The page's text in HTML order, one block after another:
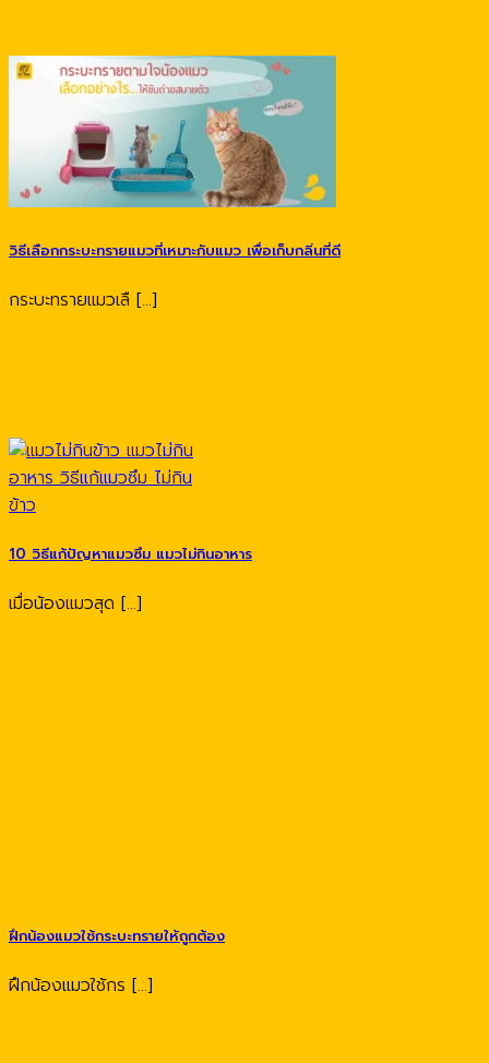
วิธีเลือกกระบะทรายแมวที่เหมาะกับแมว เพื่อเก็บกลิ่นที่ดี
กระบะทรายแมวเลื [...]
10 วิธีแก้ปัญหาแมวซึม แมวไม่กินอาหาร
เมื่อน้องแมวสุด [...]
ฝึกน้องแมวใช้กระบะทรายให้ถูกต้อง
ฝึกน้องแมวใช้กร [...]